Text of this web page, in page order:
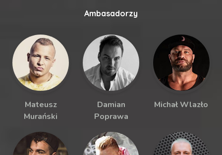
Ambasadorzy
Mateusz
Murański
Damian
Poprawa
Michał Wlazło